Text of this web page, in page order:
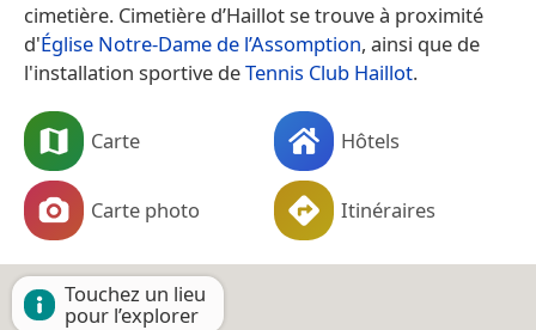
cimetière. Cimetière d’Haillot se trouve à proximité
d'Église Notre-Dame de l’Assomption, ainsi que de
l'installation sportive deTennis Club Haillot.
Carte Hôtels
Carte photo Itinéraires
Touchez un lieu
pour l’explorer